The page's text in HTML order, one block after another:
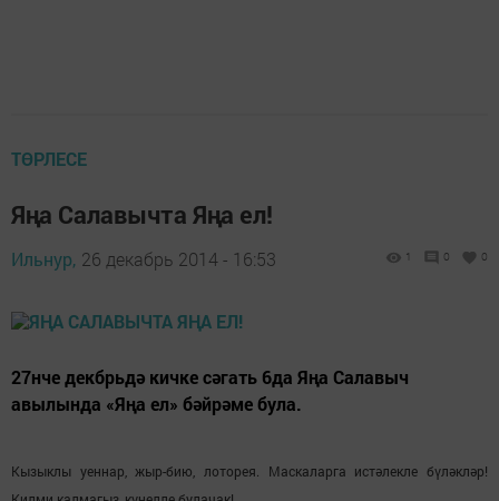
ТӨРЛЕСЕ
Яңа Салавычта Яңа ел!
Ильнур, 26 декабрь 2014 - 16:53 1 0 0
27нче декбрьдә кичке сәгать 6да Яңа Салавыч
авылында «Яңа ел» бәйрәме була.
Кызыклы уеннар, жыр-бию, лоторея. Маскаларга истәлекле бүләкләр!